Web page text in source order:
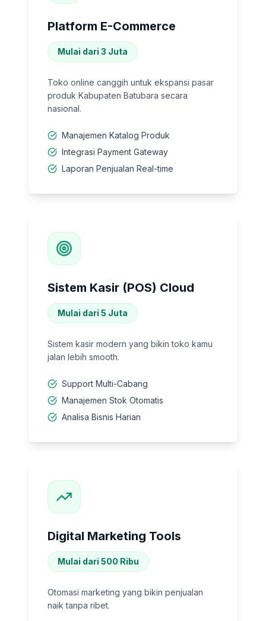
Platform E-Commerce
Mulai dari 3 Juta
Toko online canggih untuk ekspansi pasar
produk Kabupaten Batubara secara
nasional.
Manajemen Katalog Produk
Integrasi Payment Gateway
Laporan Penjualan Real-time
Sistem Kasir (POS) Cloud
Mulai dari 5 Juta
Sistem kasir modern yang bikin toko kamu
jalan lebih smooth.
Support Multi-Cabang
Manajemen Stok Otomatis
Analisa Bisnis Harian
Digital Marketing Tools
Mulai dari 500 Ribu
Otomasi marketing yang bikin penjualan
naik tanpa ribet.